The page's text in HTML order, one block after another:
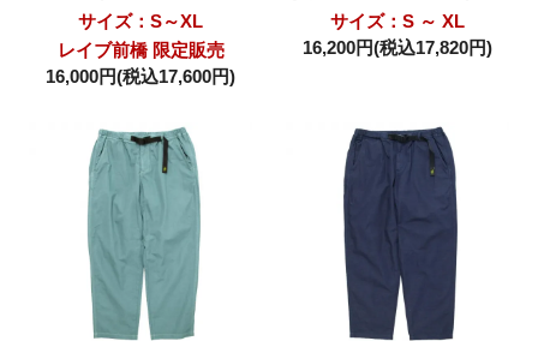
サイズ：S～XL
レイブ前橋 限定販売
16,000円(税込17,600円)
サイズ：S ～ XL
16,200円(税込17,820円)